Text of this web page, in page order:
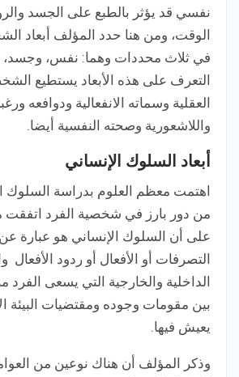
نفسي قد يؤثر بالطبع على الجسد
الوقت، ومن هنا حدد المؤلف أبعاد
في ثلاث محددات وهما: نفس، وجسد،
التعرف على هذه الأبعاد يستطيع
العقلية وسماته الانفعالية ودوافعه
واللاشعورية وصحته النفسية أيضا.
أبعاد السلوك الإنساني
اهتمت معظم العلوم بدراسة السلوك
من دور بارز في شخصية الفرد اتفقت
على أن السلوك الإنساني هو عبارة
التصرفات أو الأفعال أو ردود الأفعال
الداخلية والخارجية التي يسعى الفرد
بين مقومات وجوده ومقتضيات البيئة
يعيش فيها.
وذكر المؤلف أن هناك نوعين من